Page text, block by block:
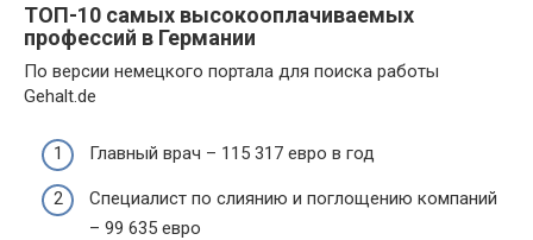
ТОП-10 самых высокооплачиваемых
профессий в Германии
По версии немецкого портала для поиска работы
Gehalt.de
Главный врач – 115 317 евро в год
Специалист по слиянию и поглощению компаний
– 99 635 евро